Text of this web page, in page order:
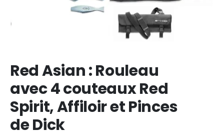
Red Asian : Rouleau
avec 4 couteaux Red
Spirit, Affiloir et Pinces
de Dick